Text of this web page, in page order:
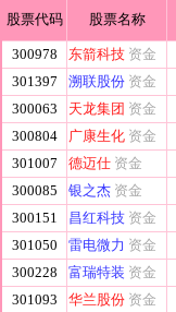
股票代码 股票名称
300978 东箭科技 资金
301397
溯联股份 资金
300063
天龙集团 资金
300804
广康生化 资金
301007
德迈仕 资金
300085
银之杰 资金
300151
昌红科技 资金
301050
雷电微力 资金
300228
富瑞特装 资金
301093
华兰股份 资金